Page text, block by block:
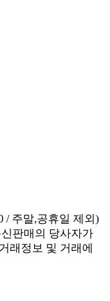
/ 주말,공휴일 제외)
판매의 당사자가
래정보 및 거래에